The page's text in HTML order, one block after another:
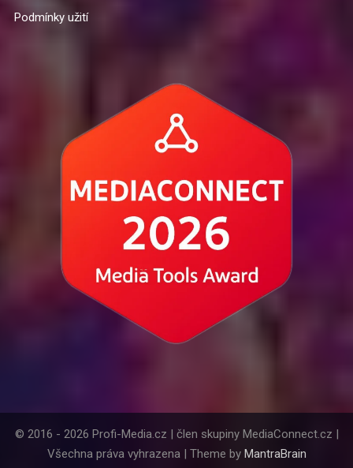
Podmínky užití
© 2016 - 2026 Profi-Media.cz | člen skupiny MediaConnect.cz |
Všechna práva vyhrazena | Theme by MantraBrain